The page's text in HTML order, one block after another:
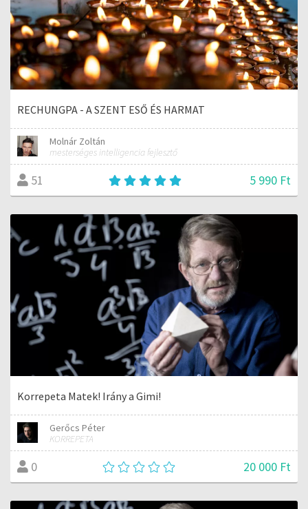
RECHUNGPA - A SZENT ESŐ ÉS HARMAT
Molnár Zoltán
mesterséges intelligencia fejlesztő
51 5 990 Ft
Korrepeta Matek! Irány a Gimi!
Gerőcs Péter
KORREPETA
0 20 000 Ft